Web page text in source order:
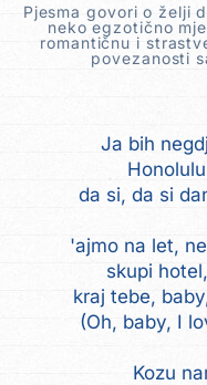
Pjesma govori o želji
neko egzotično
romantičnu i
povezanosti
Ja bih
da si, da si
'ajmo na let,
skupi
kraj tebe,
(Oh, baby, I
Kozu